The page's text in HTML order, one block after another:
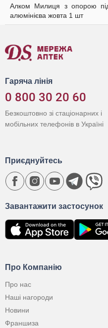
Алком Милиця з опорою під
алюмінієва жовта 1 шт
Гаряча лінія
0 800 30 20 60
Безкоштовно зі стаціонарних і
мобільних телефонів в Україні
Про Компанію
Про нас
Наші нагороди
Новини
Франшиза
Завантажити застосунок
Приєднуйтесь